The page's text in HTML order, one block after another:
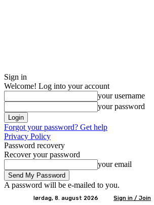
Sign in
Welcome! Log into your account
your username
your password
Forgot your password? Get help
Privacy Policy
Password recovery
Recover your password
your email
A password will be e-mailed to you.
lørdag, 8. august 2026 Sign in / Join